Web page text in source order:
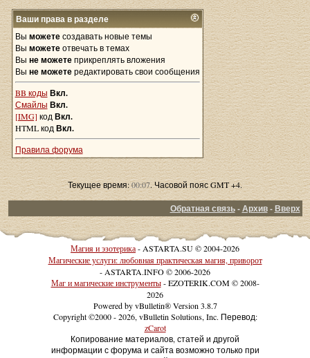
Ваши права в разделе
Вы можетесоздавать новые темы
Вы можетеотвечать в темах
Вы не можетеприкреплять вложения
Вы не можетередактировать свои сообщения
BB коды Вкл.
Смайлы Вкл.
[IMG] код Вкл.
HTML код Вкл.
Правила форума
Текущее время:00:07. Часовой пояс GMT +4.
Обратная связь-Архив-Вверх
Магия и эзотерика- ASTARTA.SU © 2004-2026
Магические услуги: любовная практическая магия, приворот
- ASTARTA.INFO © 2006-2026
Маг и магические инструменты- EZOTERIK.COM © 2008-
2026
Powered by vBulletin® Version 3.8.7
Copyright ©2000 - 2026, vBulletin Solutions, Inc. Перевод:
zCarot
Копирование материалов, статей и другой
информации с форума и сайта возможно только при